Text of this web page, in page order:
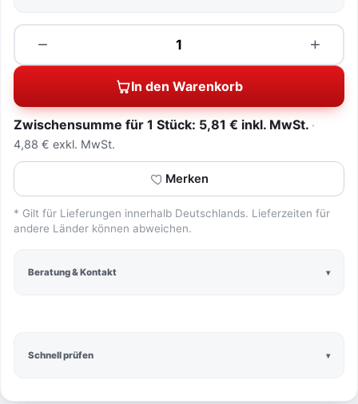
Schnell prüfen
−
Menge +
In den Warenkorb
Zwischensumme für 1 Stück: 5,81 € inkl. MwSt.
4,88 € exkl. MwSt.
Merken
* Gilt für Lieferungen innerhalb Deutschlands. Lieferzeiten für
andere Länder können abweichen.
Beratung & Kontakt